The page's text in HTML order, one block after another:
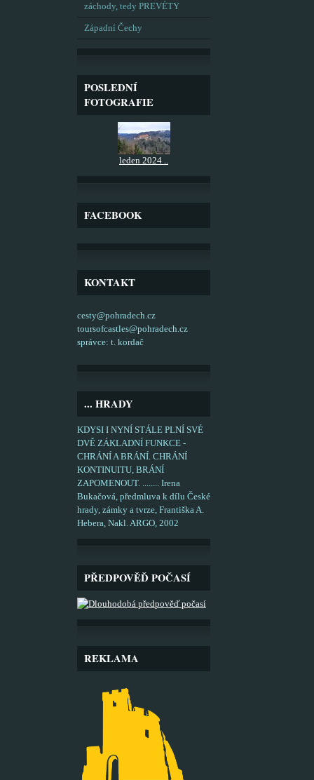
záchody, tedy PREVÉTY
Západní Čechy
POSLEDNÍ
FOTOGRAFIE
leden 2024 ..
FACEBOOK
KONTAKT
cesty@pohradech.cz
toursofcastles@pohradech.cz
správce: t. kordač
... HRADY
KDYSI I NYNÍ STÁLE PLNÍ SVÉ
DVĚ ZÁKLADNÍ FUNKCE -
CHRÁNÍ A BRÁNÍ. CHRÁNÍ
KONTINUITU, BRÁNÍ
ZAPOMENOUT. ........ Irena
Bukačová, předmluva k dílu České
hrady, zámky a tvrze, Františka A.
Hebera, Nakl. ARGO, 2002
PŘEDPOVĚĎ POČASÍ
REKLAMA